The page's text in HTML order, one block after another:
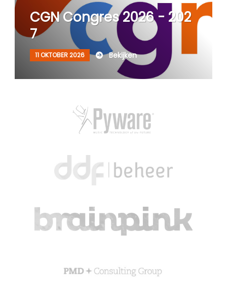
CGN Congres 2026 - 202
7
11 OKTOBER 2026 Bekijken